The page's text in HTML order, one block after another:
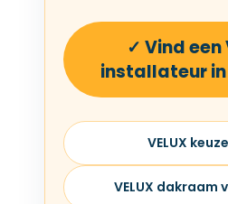
✓ Vind een
installateur
VELUX
VELUX dakraam